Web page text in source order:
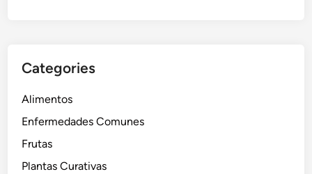
Categories
Alimentos
Enfermedades Comunes
Frutas
Plantas Curativas